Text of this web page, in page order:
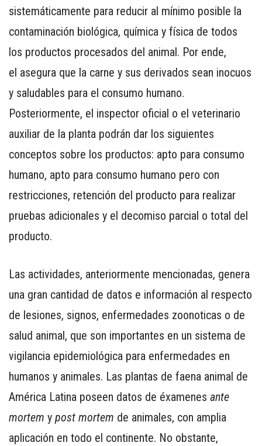
sistemáticamente para reducir al mínimo posible la
contaminación biológica, química y física de todos
los productos procesados del animal. Por ende,
el asegura que la carne y sus derivados sean inocuos
y saludables para el consumo humano.
Posteriormente, el inspector oficial o el veterinario
auxiliar de la planta podrán dar los siguientes
conceptos sobre los productos: apto para consumo
humano, apto para consumo humano pero con
restricciones, retención del producto para realizar
pruebas adicionales y el decomiso parcial o total del
producto.
Las actividades, anteriormente mencionadas, genera
una gran cantidad de datos e información al respecto
de lesiones, signos, enfermedades zoonoticas o de
salud animal, que son importantes en un sistema de
vigilancia epidemiológica para enfermedades en
humanos y animales. Las plantas de faena animal de
América Latina poseen datos de éxamenes ante
mortem y post mortem de animales, con amplia
aplicación en todo el continente. No obstante,